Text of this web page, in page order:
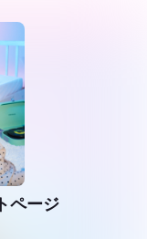
ページ